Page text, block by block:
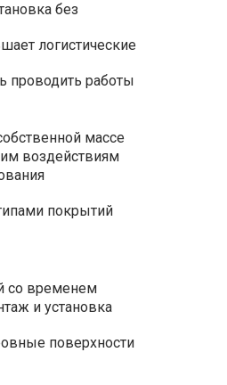
без
логистические
проводить работы
массе
воздействиям
покрытий
со временем
и установка
поверхности